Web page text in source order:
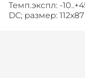
Темп.экспл: -
DC; размер: